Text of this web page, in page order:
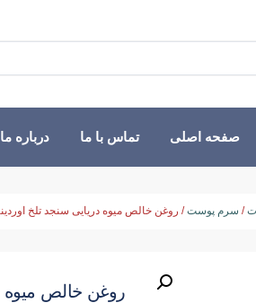
صفحه اصلی تماس با ما درباره ما
/ سرم پوست/ روغن خالص میوه دریایی سنجد تلخ
روغن خالص میوه